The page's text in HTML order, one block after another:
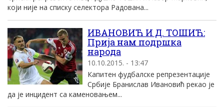
који није на списку селектора Радована...
ИВАНОВИЋ И Д. ТОШИЋ:
Прија нам подршка
народа
10.10.2015. - 13:47
Капитен фудбалске репрезентације
Србије Бранислав Ивановић рекао је
да је инцидент са каменовањем...